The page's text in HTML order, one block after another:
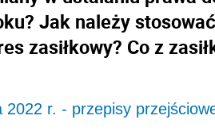
Jak należy
zasiłkowy? Co z
2022 r. - przepisy